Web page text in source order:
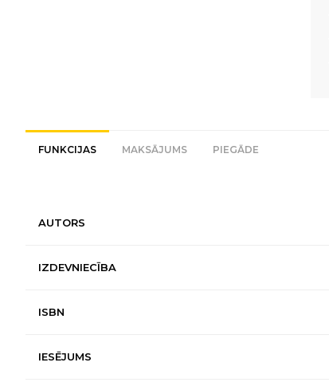
FUNKCIJAS MAKSĀJUMS PIEGĀDE
AUTORS
IZDEVNIECĪBA
ISBN
IESĒJUMS